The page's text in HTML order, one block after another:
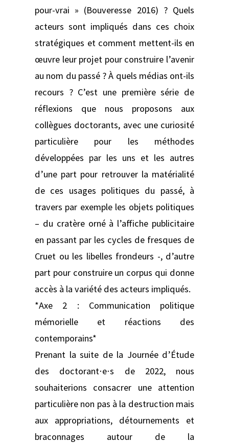
pour-vrai » (Bouveresse 2016) ? Quels
acteurs sont impliqués dans ces choix
stratégiques et comment mettent-ils en
œuvre leur projet pour construire l’avenir
au nom du passé ? À quels médias ont-ils
recours ? C’est une première série de
réflexions que nous proposons aux
collègues doctorants, avec une curiosité
particulière pour les méthodes
développées par les uns et les autres
d’une part pour retrouver la matérialité
de ces usages politiques du passé, à
travers par exemple les objets politiques
– du cratère orné à l’affiche publicitaire
en passant par les cycles de fresques de
Cruet ou les libelles frondeurs -, d’autre
part pour construire un corpus qui donne
accès à la variété des acteurs impliqués.
*Axe 2 : Communication politique
mémorielle et réactions des
contemporains*
Prenant la suite de la Journée d’Étude
des doctorant⋅e⋅s de 2022, nous
souhaiterions consacrer une attention
particulière non pas à la destruction mais
aux appropriations, détournements et
braconnages autour de la